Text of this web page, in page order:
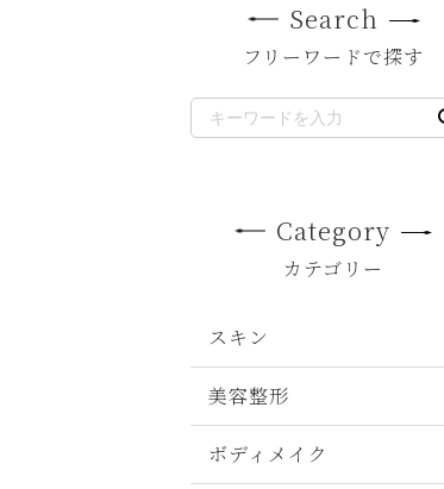
Search
フリーワードで探す
Category
カテゴリー
スキン
美容整形
ボディメイク